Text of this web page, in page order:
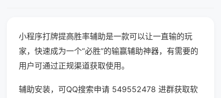
小程序打牌提高胜率辅助是一款可以让一直输的玩
家，快速成为一个“必胜”的输赢辅助神器，有需要的
用户可通过正规渠道获取使用。
辅助安装，可QQ搜索申请 549552478 进群获取软